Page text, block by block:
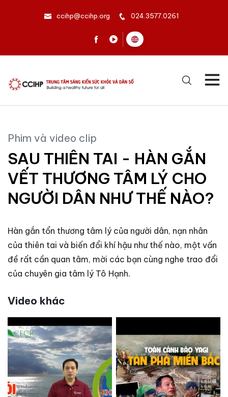
ccihp@ccihp.org 024.3577.0261
Phim và video clip
SAU THIÊN TAI - HÀN GẮN
VẾT THƯƠNG TÂM LÝ CHO
NGƯỜI DÂN NHƯ THẾ NÀO?
Hàn gắn tổn thương tâm lý của người dân, nạn nhân
của thiên tai và biến đổi khí hậu như thế nào, một vấn
đề rất cần quan tâm, mời các bạn cùng nghe trao đổi
của chuyên gia tâm lý Tô Hạnh.
Video khác